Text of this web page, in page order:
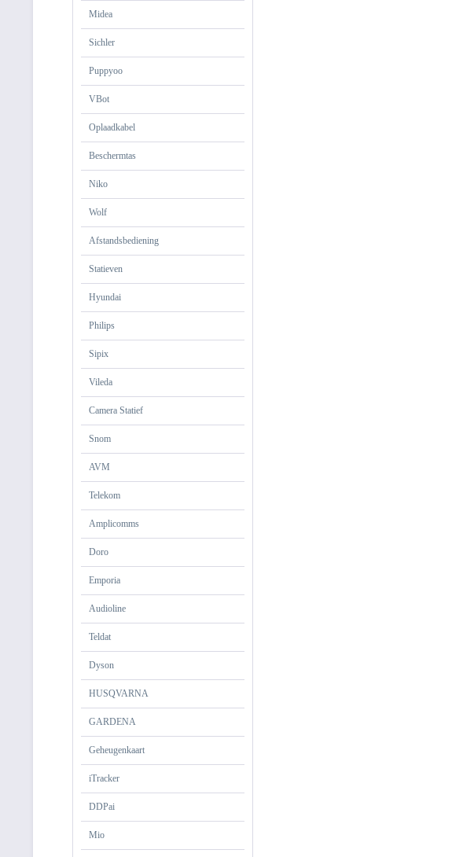
Midea
Sichler
Puppyoo
VBot
Oplaadkabel
Beschermtas
Niko
Wolf
Afstandsbediening
Statieven
Hyundai
Philips
Sipix
Vileda
Camera Statief
Snom
AVM
Telekom
Amplicomms
Doro
Emporia
Audioline
Teldat
Dyson
HUSQVARNA
GARDENA
Geheugenkaart
iTracker
DDPai
Mio